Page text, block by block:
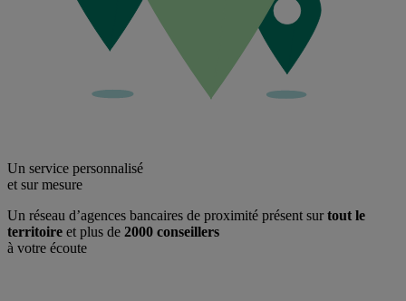
Un service personnalisé
et sur mesure
Un réseau d’agences bancaires de proximité présent surtout le
territoire et plus de 2000 conseillers
à votre écoute